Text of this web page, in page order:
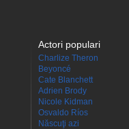
Actori populari
Charlize Theron
Beyoncé
Cate Blanchett
Adrien Brody
Nicole Kidman
Osvaldo Ríos
Născuţi azi